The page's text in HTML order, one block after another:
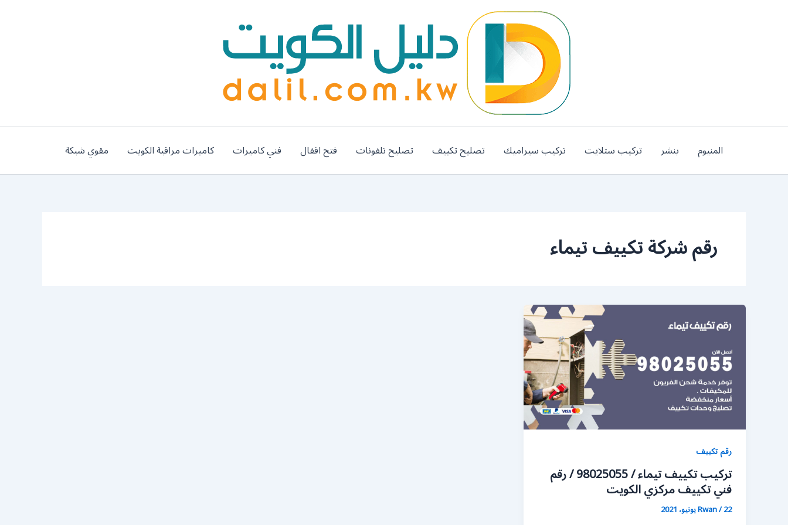
المنيوم بنشر تركيب ستلايت تركيب سيراميك تصليح تكييف تصليح تلفونات فتح اقفال فني كاميرات كاميرات مراقبة الكويت مقوي شبكة
رقم شركة تكييف تيماء
رقم تكييف
تركيب تكييف تيماء / 98025055 / رقم
فني تكييف مركزي الكويت
Rwan/22 يونيو، 2021